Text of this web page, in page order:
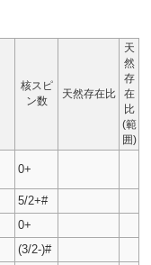
核スピ
ン数
天然存在比
天
然
存
在
比
(範
囲)
0+
5/2+#
0+
(3/2-)#